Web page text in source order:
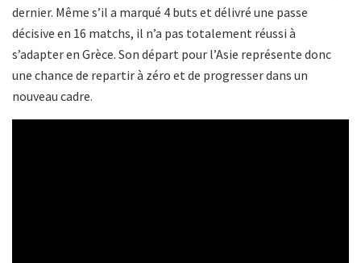
dernier. Même s’il a marqué 4 buts et délivré une passe
décisive en 16 matchs, il n’a pas totalement réussi à
s’adapter en Grèce. Son départ pour l’Asie représente donc
une chance de repartir à zéro et de progresser dans un
nouveau cadre.